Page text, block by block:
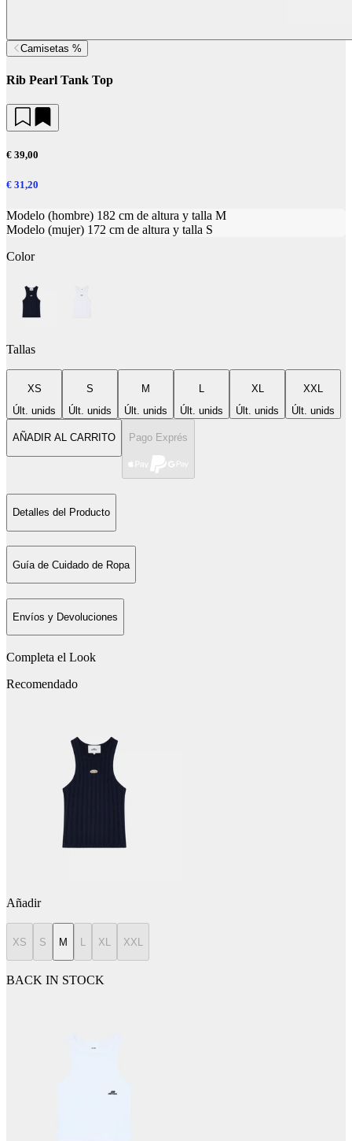
Camisetas %
Rib Pearl Tank Top
€ 39,00
€ 31,20
Modelo (hombre) 182 cm de altura y talla M
Modelo (mujer) 172 cm de altura y talla S
Color
Tallas
XS
Últ. unids
S
Últ. unids
M
Últ. unids
Últ. unids
XL
Últ. unids
XXL
Últ. unids
AÑADIR AL CARRITO Pago Exprés
Detalles del Producto
Guía de Cuidado de Ropa
Envíos y Devoluciones
Completa el Look
Recomendado
Añadir
XS S M L XL XXL
BACK IN STOCK